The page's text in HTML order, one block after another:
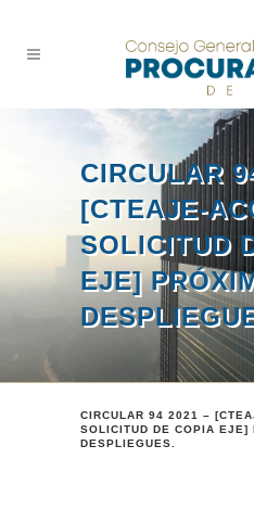
CIRCULAR
[CTEAJE-
SOLICITUD
EJE]
CIRCULAR 94 2021 –
SOLICITUD DE COPIA EJE]
DESPLIEGUES.